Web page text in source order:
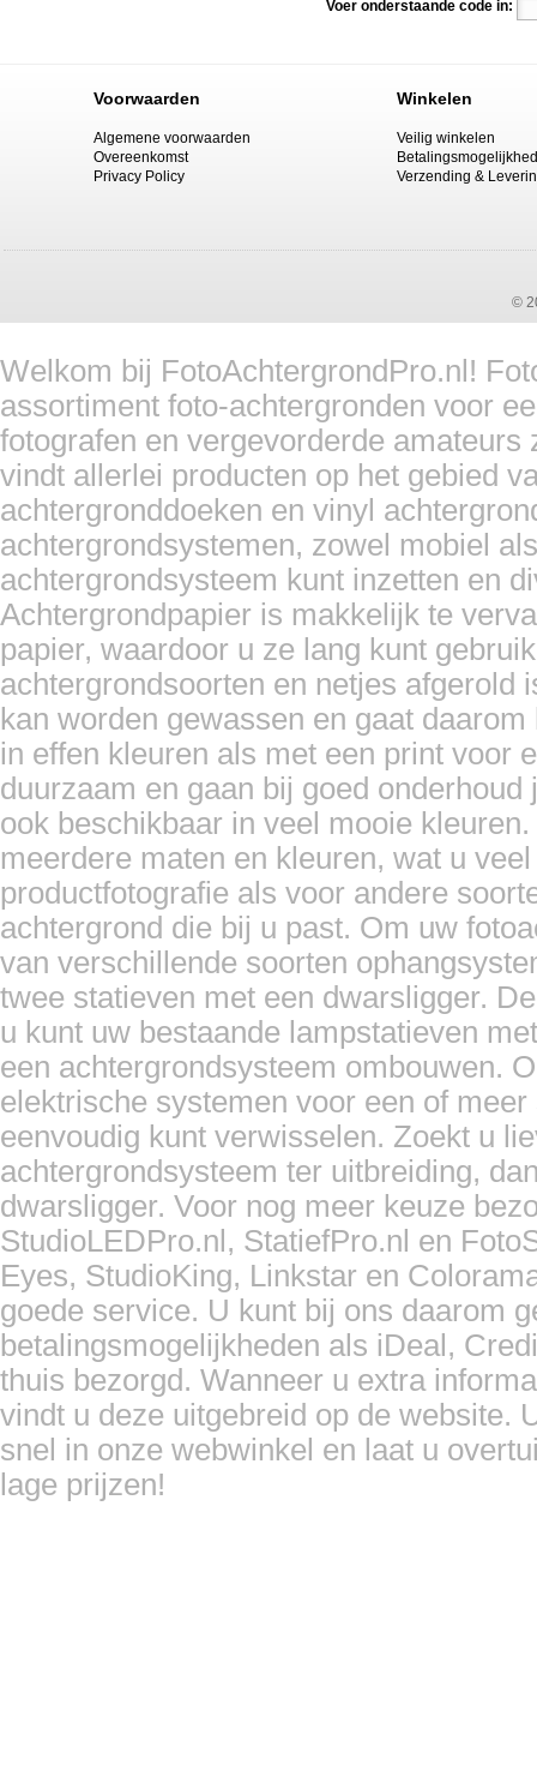
Voer onderstaande code in:
Voorwaarden Winkelen
Algemene voorwaarden
Overeenkomst
Privacy Policy
Veilig winkelen
Verzending &
©
Welkom bij FotoAchtergrondPro.nl!
assortiment foto-achtergronden voor
fotografen en vergevorderde
vindt allerlei producten op het gebied
achtergronddoeken en vinyl
achtergrondsystemen, zowel mobiel
achtergrondsysteem kunt inzetten en
Achtergrondpapier is makkelijk te
papier, waardoor u ze lang kunt
achtergrondsoorten en netjes afgerold
kan worden gewassen en gaat
in effen kleuren als met een print voor
duurzaam en gaan bij goed
ook beschikbaar in veel mooie
meerdere maten en kleuren, wat u
productfotografie als voor andere
achtergrond die bij u past. Om uw
van verschillende soorten
twee statieven met een dwarsligger.
u kunt uw bestaande lampstatieven
een achtergrondsysteem ombouwen.
elektrische systemen voor een of
eenvoudig kunt verwisselen. Zoekt u
achtergrondsysteem ter uitbreiding,
dwarsligger. Voor nog meer keuze
StudioLEDPro.nl, StatiefPro.nl en
Eyes, StudioKing, Linkstar en
goede service. U kunt bij ons daarom
betalingsmogelijkheden als iDeal,
thuis bezorgd. Wanneer u extra
vindt u deze uitgebreid op de website.
snel in onze webwinkel en laat u
lage prijzen!